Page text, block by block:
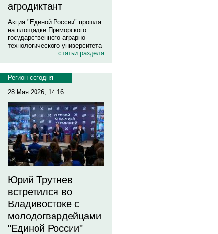
агродиктант
Акция "Единой России" прошла
на площадке Приморского
государственного аграрно-
технологического университета
статьи раздела
Регион сегодня
28 Мая 2026, 14:16
Юрий Трутнев
встретился во
Владивостоке с
молодогвардейцами
"Единой России"